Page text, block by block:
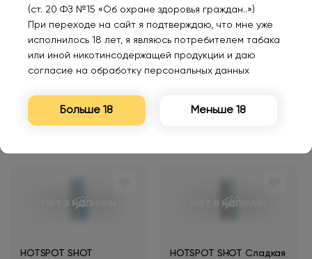
HOTSPOT SHOT Ultra
HOTSPOT SHOT Ultra
Нет в наличии
HOTSPOT SHOT
Нет в наличии
HOTSPOT SHOT Сладкая
(ст. 20 ФЗ №15 «Об охране здоровья граждан..»)
При переходе на сайт я подтверждаю, что мне уже
исполнилось 18 лет, я являюсь потребителем табака
или иной никотинсодержащей продукции и даю
согласие на обработку персональных данных
Больше 18 Меньше 18